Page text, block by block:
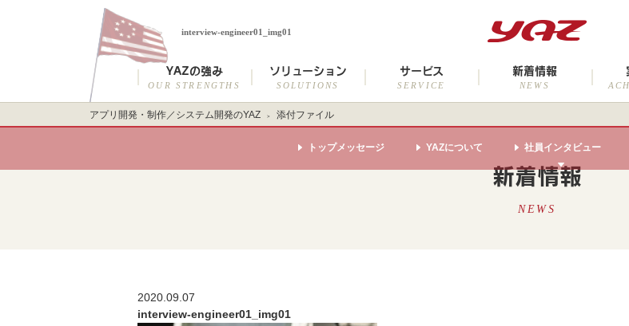
interview-engineer01_img01
YAZの強み
OUR STRENGTHS
ソリューション
SOLUTIONS
サービス
SERVICE
新着情報
NEWS
アプリ開発・制作／システム開発のYAZ 添付ファイル
トップメッセージ YAZについて 社員インタビュー
新着情報
NEWS
2020.09.07
interview-engineer01_img01